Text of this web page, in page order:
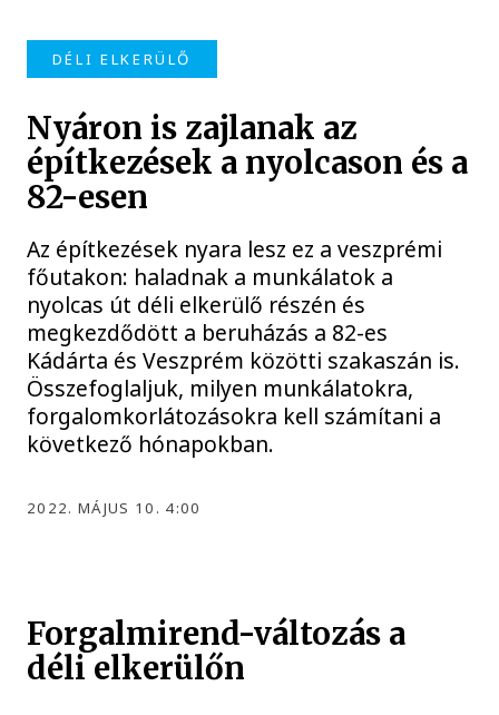
DÉLI ELKERÜLŐ
Nyáron is zajlanak az
építkezések a nyolcason és a
82-esen
Az építkezések nyara lesz ez a veszprémi
főutakon: haladnak a munkálatok a
nyolcas út déli elkerülő részén és
megkezdődött a beruházás a 82-es
Kádárta és Veszprém közötti szakaszán is.
Összefoglaljuk, milyen munkálatokra,
forgalomkorlátozásokra kell számítani a
következő hónapokban.
2022. MÁJUS 10. 4:00
Forgalmirend-változás a
déli elkerülőn